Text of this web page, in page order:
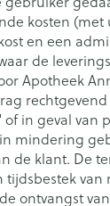
kosten (met
en een
de
Apotheek
in geval van
mindering
de klant. De
van
ontvangst